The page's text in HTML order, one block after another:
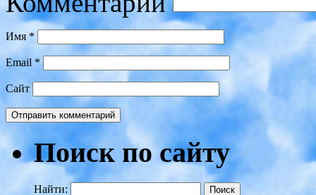
Имя *
Email *
Сайт
Поиск по сайту
Найти: